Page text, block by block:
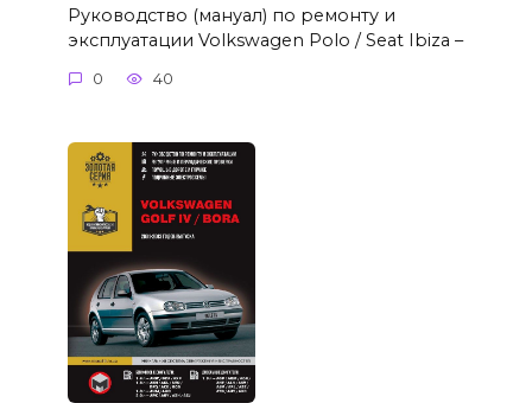
Руководство (мануал) по ремонту и
эксплуатации Volkswagen Polo / Seat Ibiza –
0 40